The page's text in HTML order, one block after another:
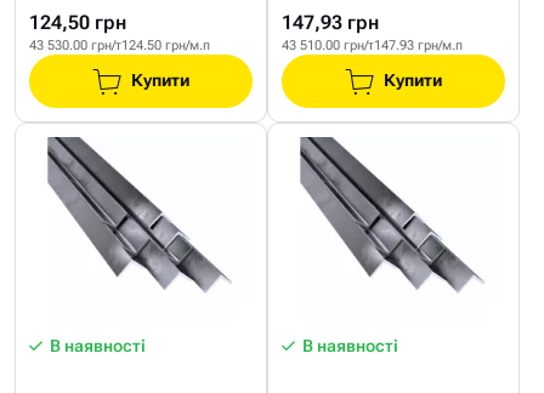
124,50 грн
43 530.00 грн/т124.50 грн/м.п
Купити
147,93 грн
43 510.00 грн/т147.93 грн/м.п
Купити
В наявності В наявності